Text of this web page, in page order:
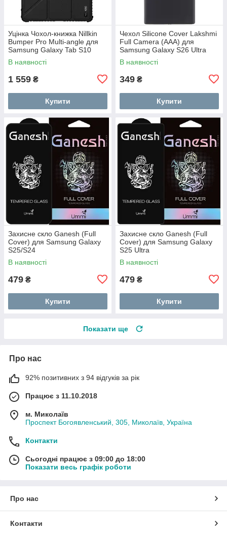
Уцінка Чохол-книжка Nillkin
Bumper Pro Multi-angle для
Samsung Galaxy Tab S10
FE/S9
В наявності
1 559 ₴
Купити
Чехол Silicone Cover Lakshmi
Full Camera (AAA) для
Samsung Galaxy S26 Ultra
В наявності
349 ₴
Купити
Захисне скло Ganesh (Full
Cover) для Samsung Galaxy
S25/S24
В наявності
479 ₴
Купити
Захисне скло Ganesh (Full
Cover) для Samsung Galaxy
S25 Ultra
В наявності
479 ₴
Купити
Показати ще
Про нас
92% позитивних з 94 відгуків за рік
Працює з 11.10.2018
м. Миколаїв
Проспект Богоявленський, 305, Миколаїв, Україна
Контакти
Сьогодні працює з 09:00 до 18:00
Показати весь графік роботи
Про нас
Контакти